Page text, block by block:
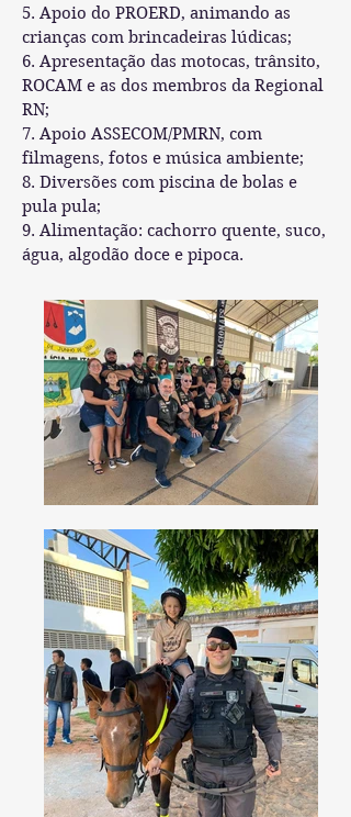
5. Apoio do PROERD, animando as
crianças com brincadeiras lúdicas;
6. Apresentação das motocas, trânsito,
ROCAM e as dos membros da Regional
RN;
7. Apoio ASSECOM/PMRN, com
filmagens, fotos e música ambiente;
8. Diversões com piscina de bolas e
pula pula;
9. Alimentação: cachorro quente, suco,
água, algodão doce e pipoca.